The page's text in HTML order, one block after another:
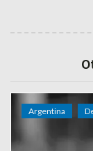
Argentina